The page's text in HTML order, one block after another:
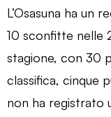
L’Osasuna ha un
10 sconfitte nelle
stagione, con 30
classifica, cinque
non ha registrato